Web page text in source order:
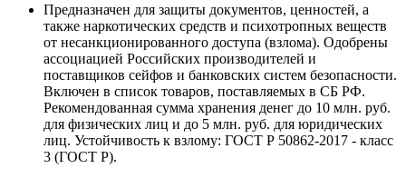
Предназначен для защиты документов, ценностей, а
также наркотических средств и психотропных веществ
от несанкционированного доступа (взлома). Одобрены
ассоциацией Российских производителей и
поставщиков сейфов и банковских систем безопасности.
Включен в список товаров, поставляемых в СБ РФ.
Рекомендованная сумма хранения денег до 10 млн. руб.
для физических лиц и до 5 млн. руб. для юридических
лиц. Устойчивость к взлому: ГОСТ Р 50862-2017 - класс
3 (ГОСТ Р).